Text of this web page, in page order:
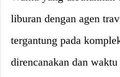
liburan dengan agen
tergantung pada
direncanakan dan